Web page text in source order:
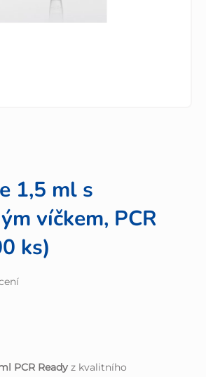
1,5 ml s
víčkem, PCR
ks)
PCR Ready z kvalitního